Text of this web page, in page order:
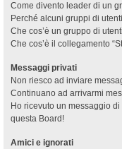
Come divento leader di un
Perché alcuni gruppi di
Che cos’è un gruppo di
Che cos’è il collegamento
Messaggi privati
Non riesco ad inviare
Continuano ad arrivarmi
Ho ricevuto un messaggio
questa Board!
Amici e ignorati